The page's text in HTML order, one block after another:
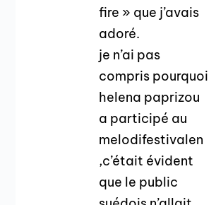
fire » que j’avais
adoré.
je n’ai pas
compris pourquoi
helena paprizou
a participé au
melodifestivalen
,c’était évident
que le public